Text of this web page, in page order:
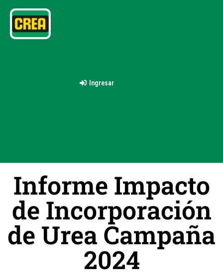
Ingresar
Informe Impacto
de Incorporación
de Urea Campaña
2024